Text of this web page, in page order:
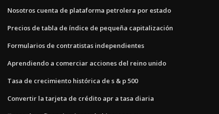
Nosotros cuenta de plataforma petrolera por estado
Precios de tabla de índice de pequeña capitalización
Formularios de contratistas independientes
Aprendiendo a comerciar acciones del reino unido
Tasa de crecimiento histórica de s & p 500
Convertir la tarjeta de crédito apr a tasa diaria